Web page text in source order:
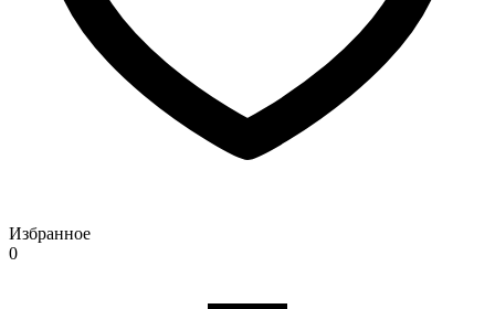
Избранное
0